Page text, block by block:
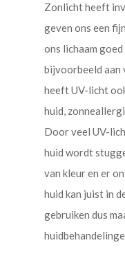
Zonlicht heeft
geven ons een
ons lichaam
bijvoorbeeld aan
heeft UV-licht
huid,
Door veel UV-
huid wordt
van kleur en er
huid kan juist in
gebruiken dus